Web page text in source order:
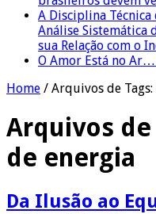
A Disciplina
Análise Sistemática
sua Relação com o
O Amor Está no
Home / Arquivos de
Arquivos de
de energia
Da Ilusão ao